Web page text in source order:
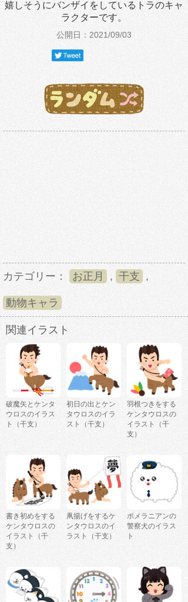
嬉しそうにバンザイをしているトラのキャ
ラクターです。
公開日：2021/09/03
カテゴリー： お正月 , 干支 ,
動物キャラ
関連イラスト
破魔矢とケンタ
ウロスのイラス
ト（干支）
初日の出とケン
タウロスのイラ
スト（干支）
羽根つきをする
ケンタウロスの
イラスト（干
支）
書き初めをする
ケンタウロスの
イラスト（干
支）
凧揚げをするケ
ンタウロスのイ
ラスト（干支）
ポメラニアンの
警察犬のイラス
ト